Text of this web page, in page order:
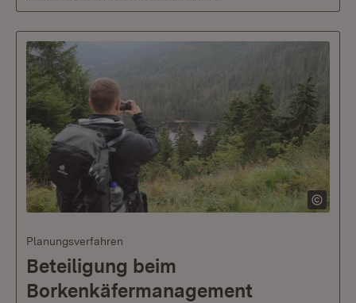
Planungsverfahren
Beteiligung beim
Borkenkäfermanagement